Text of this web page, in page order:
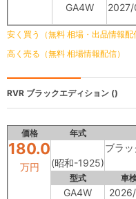
GA4W
安く買う（無料 相場・出品情報配
高く売る（無料 相場情報配信）
RVR ブラックエディション ()
価格 年式
180.0
万円 (昭和-1925)
ブラ
型式 車
GA4W